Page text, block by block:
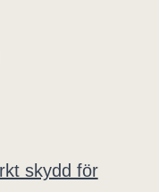
skydd för